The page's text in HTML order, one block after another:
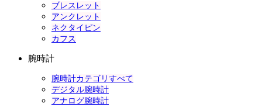
ブレスレット
アンクレット
ネクタイピン
カフス
腕時計
腕時計カテゴリすべて
デジタル腕時計
アナログ腕時計